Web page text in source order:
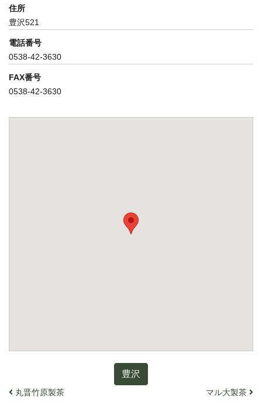
住所
豊沢521
電話番号
0538-42-3630
FAX番号
0538-42-3630
豊沢
投稿ナビゲーション
丸晋竹原製茶 マル大製茶